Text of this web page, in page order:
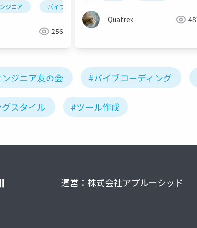
ジニア バイブコーディング
256
Quatrex
ジニア友の会 #バイブコーディング
スタイル #ツール作成
運営：株式会社アプルーシッド